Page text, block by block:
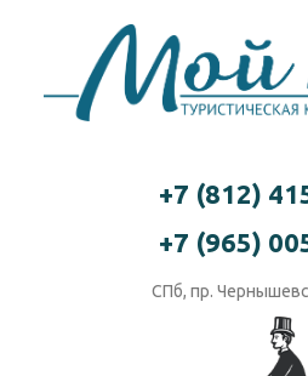
+7 (812)
+7 (965)
СПб, пр.